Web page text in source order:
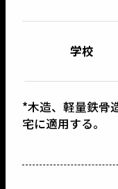
学校
*木造、軽量鉄骨
宅に適用する。